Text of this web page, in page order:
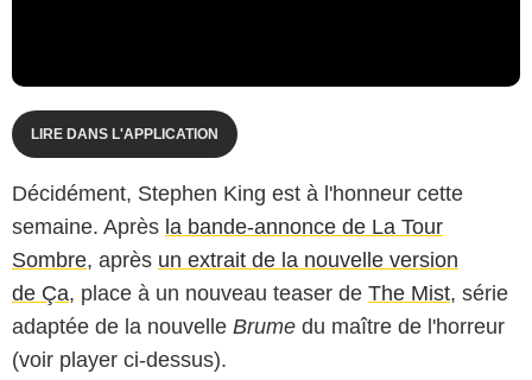
LIRE DANS L'APPLICATION
Décidément, Stephen King est à l'honneur cette
semaine. Après la bande-annonce de La Tour
Sombre, après un extrait de la nouvelle version
de Ça, place à un nouveau teaser de The Mist, série
adaptée de la nouvelle Brume du maître de l'horreur
(voir player ci-dessus).